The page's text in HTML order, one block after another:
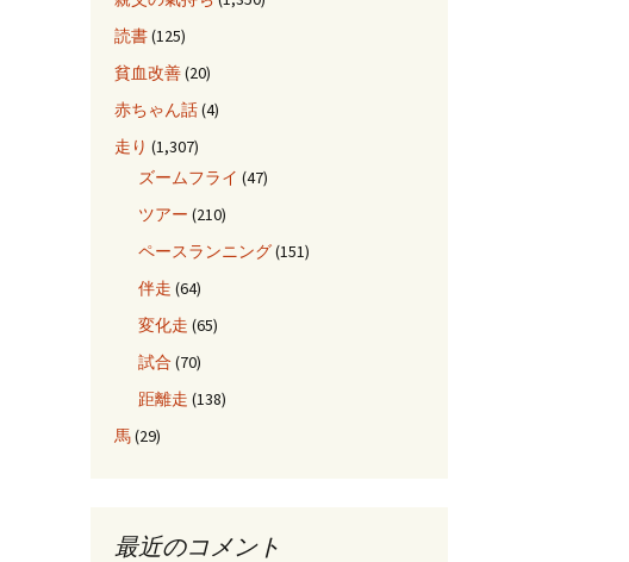
読書(125)
貧血改善(20)
赤ちゃん話(4)
走り (1,307)
ズームフライ (47)
ツアー (210)
ペースランニング(151)
伴走 (64)
変化走 (65)
試合 (70)
距離走 (138)
馬(29)
最近のコメント